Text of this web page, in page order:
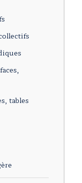
tables